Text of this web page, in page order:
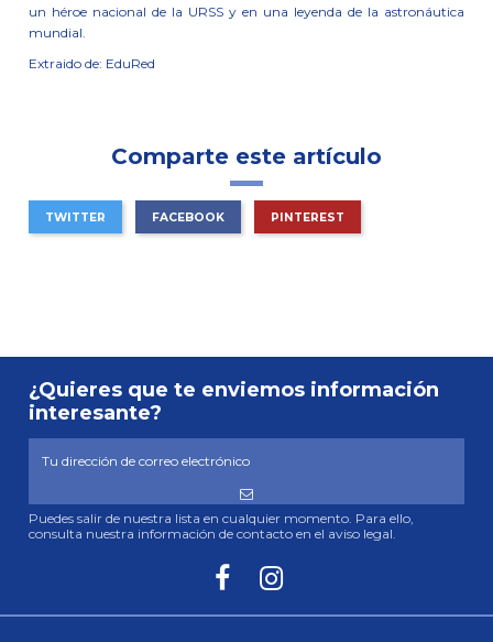
un héroe nacional de la URSS y en una leyenda de la astronáutica
mundial.
Extraido de: EduRed
Comparte este artículo
TWITTER FACEBOOK PINTEREST
¿Quieres que te enviemos información
interesante?
Puedes salir de nuestra lista en cualquier momento. Para ello,
consulta nuestra información de contacto en el aviso legal.